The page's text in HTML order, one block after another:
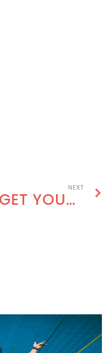
NEXT
GET YOUR TICKET TO EDMB FESTIVAL 2020